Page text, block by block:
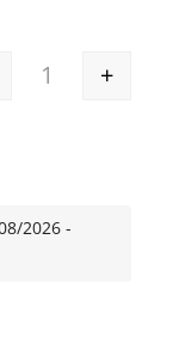
EB SERUM
+
2026 -